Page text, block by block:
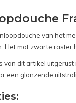
van het
Het mat zwarte
van dit artikel
een glanzende